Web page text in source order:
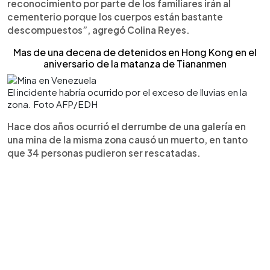
reconocimiento por parte de los familiares irán al
cementerio porque los cuerpos están bastante
descompuestos”, agregó Colina Reyes.
Mas de una decena de detenidos en Hong Kong en el
aniversario de la matanza de Tiananmen
El incidente habría ocurrido por el exceso de lluvias en la
zona. Foto AFP/EDH
Hace dos años ocurrió el derrumbe de una galería en
una mina de la misma zona causó un muerto, en tanto
que 34 personas pudieron ser rescatadas.